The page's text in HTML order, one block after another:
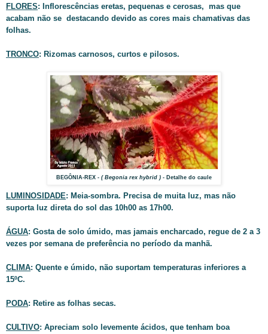
FLORES: Inflorescências eretas, pequenas e cerosas, mas que
acabam não se destacando devido as cores mais chamativas das
folhas.
TRONCO: Rizomas carnosos, curtos e pilosos.
BEGÔNIA-REX - ( Begonia rex hybrid ) - Detalhe do caule
LUMINOSIDADE: Meia-sombra. Precisa de muita luz, mas não
suporta luz direta do sol das 10h00 as 17h00.
ÁGUA: Gosta de solo úmido, mas jamais encharcado, regue de 2 a 3
vezes por semana de preferência no período da manhã.
CLIMA: Quente e úmido, não suportam temperaturas inferiores a
15ºC.
PODA: Retire as folhas secas.
CULTIVO: Apreciam solo levemente ácidos, que tenham boa